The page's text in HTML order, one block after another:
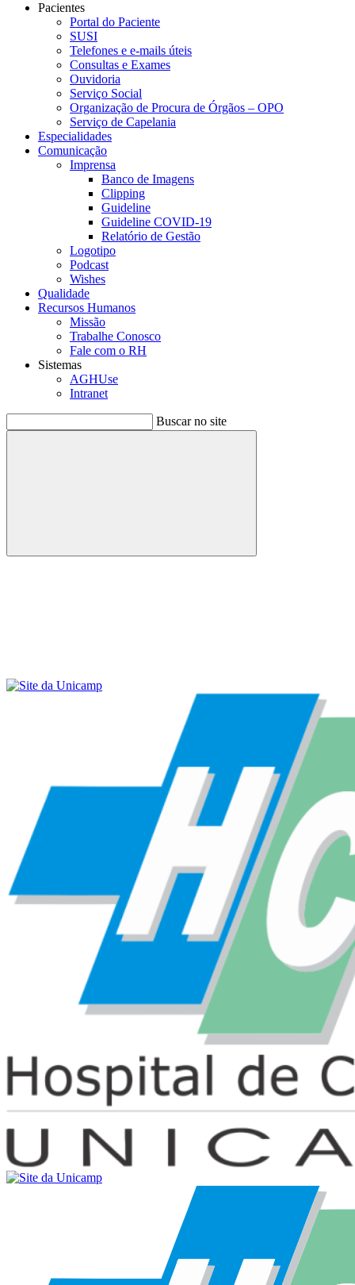
Pacientes
Portal do Paciente
SUSI
Telefones e e-mails úteis
Consultas e Exames
Ouvidoria
Serviço Social
Organização de Procura de Órgãos – OPO
Serviço de Capelania
Especialidades
Comunicação
Imprensa
Banco de Imagens
Clipping
Guideline
Guideline COVID-19
Relatório de Gestão
Logotipo
Podcast
Wishes
Qualidade
Recursos Humanos
Missão
Trabalhe Conosco
Fale com o RH
Sistemas
AGHUse
Intranet
Buscar no site
Buscar